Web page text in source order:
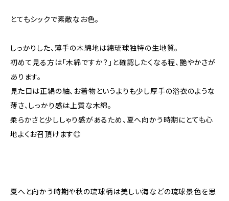
とてもシックで素敵なお色。
しっかりした、薄手の木綿地は綿琉球独特の生地質。
初めて見る方は「木綿ですか？」と確認したくなる程、艷やかさが
あります。
見た目は正絹の紬、お着物というよりも少し厚手の浴衣のような
薄さ、しっかり感は上質な木綿。
柔らかさと少ししゃり感があるため、夏へ向かう時期にとても心
地よくお召頂けます◎
夏へと向かう時期や秋の琉球柄は美しい海などの琉球景色を思